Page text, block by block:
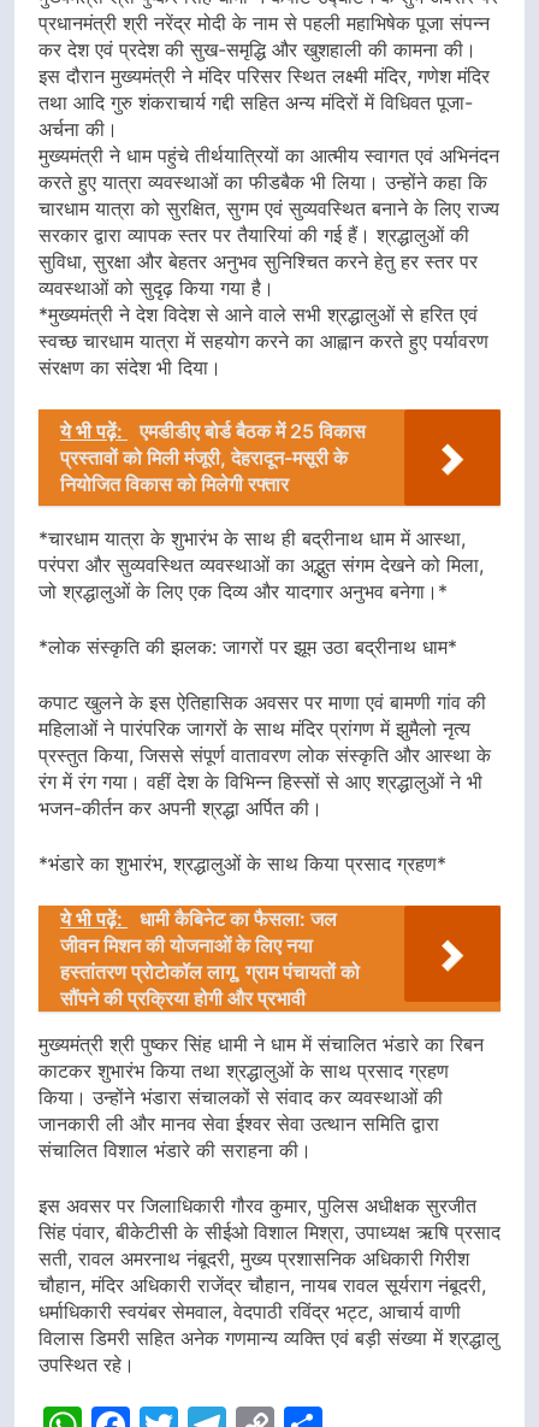
प्रधानमंत्री श्री नरेंद्र मोदी के नाम से पहली महाभिषेक पूजा संपन्न
कर देश एवं प्रदेश की सुख-समृद्धि और खुशहाली की कामना की।
इस दौरान मुख्यमंत्री ने मंदिर परिसर स्थित लक्ष्मी मंदिर, गणेश मंदिर
तथा आदि गुरु शंकराचार्य गद्दी सहित अन्य मंदिरों में विधिवत पूजा-
अर्चना की।
मुख्यमंत्री ने धाम पहुंचे तीर्थयात्रियों का आत्मीय स्वागत एवं अभिनंदन
करते हुए यात्रा व्यवस्थाओं का फीडबैक भी लिया। उन्होंने कहा कि
चारधाम यात्रा को सुरक्षित, सुगम एवं सुव्यवस्थित बनाने के लिए राज्य
सरकार द्वारा व्यापक स्तर पर तैयारियां की गई हैं। श्रद्धालुओं की
सुविधा, सुरक्षा और बेहतर अनुभव सुनिश्चित करने हेतु हर स्तर पर
व्यवस्थाओं को सुदृढ़ किया गया है।
*मुख्यमंत्री ने देश विदेश से आने वाले सभी श्रद्धालुओं से हरित एवं
स्वच्छ चारधाम यात्रा में सहयोग करने का आह्वान करते हुए पर्यावरण
संरक्षण का संदेश भी दिया।
ये भी पढ़ें:
एमडीडीए बोर्ड बैठक में 25 विकास
प्रस्तावों को मिली मंजूरी, देहरादून-मसूरी के
नियोजित विकास को मिलेगी रफ्तार
*चारधाम यात्रा के शुभारंभ के साथ ही बद्रीनाथ धाम में आस्था,
परंपरा और सुव्यवस्थित व्यवस्थाओं का अद्भुत संगम देखने को मिला,
जो श्रद्धालुओं के लिए एक दिव्य और यादगार अनुभव बनेगा।*
*लोक संस्कृति की झलक: जागरों पर झूम उठा बद्रीनाथ धाम*
कपाट खुलने के इस ऐतिहासिक अवसर पर माणा एवं बामणी गांव की
महिलाओं ने पारंपरिक जागरों के साथ मंदिर प्रांगण में झुमैलो नृत्य
प्रस्तुत किया, जिससे संपूर्ण वातावरण लोक संस्कृति और आस्था के
रंग में रंग गया। वहीं देश के विभिन्न हिस्सों से आए श्रद्धालुओं ने भी
भजन-कीर्तन कर अपनी श्रद्धा अर्पित की।
*भंडारे का शुभारंभ, श्रद्धालुओं के साथ किया प्रसाद ग्रहण*
ये भी पढ़ें:
धामी कैबिनेट का फैसला: जल
जीवन मिशन की योजनाओं के लिए नया
हस्तांतरण प्रोटोकॉल लागू, ग्राम पंचायतों को
सौंपने की प्रक्रिया होगी और प्रभावी
मुख्यमंत्री श्री पुष्कर सिंह धामी ने धाम में संचालित भंडारे का रिबन
काटकर शुभारंभ किया तथा श्रद्धालुओं के साथ प्रसाद ग्रहण
किया। उन्होंने भंडारा संचालकों से संवाद कर व्यवस्थाओं की
जानकारी ली और मानव सेवा ईश्वर सेवा उत्थान समिति द्वारा
संचालित विशाल भंडारे की सराहना की।
इस अवसर पर जिलाधिकारी गौरव कुमार, पुलिस अधीक्षक सुरजीत
सिंह पंवार, बीकेटीसी के सीईओ विशाल मिश्रा, उपाध्यक्ष ऋषि प्रसाद
सती, रावल अमरनाथ नंबूदरी, मुख्य प्रशासनिक अधिकारी गिरीश
चौहान, मंदिर अधिकारी राजेंद्र चौहान, नायब रावल सूर्यराग नंबूदरी,
धर्माधिकारी स्वयंबर सेमवाल, वेदपाठी रविंद्र भट्ट, आचार्य वाणी
विलास डिमरी सहित अनेक गणमान्य व्यक्ति एवं बड़ी संख्या में श्रद्धालु
उपस्थित रहे।